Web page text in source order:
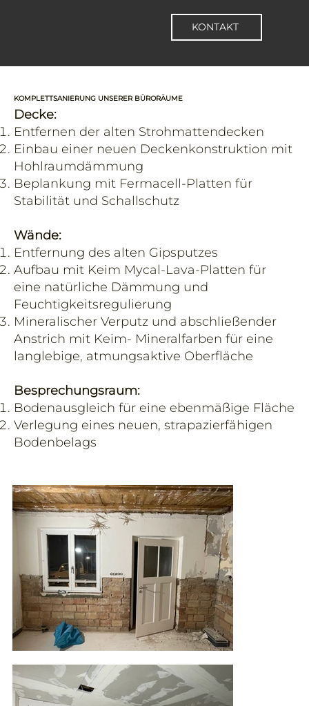
KONTAKT
KOMPLETTSANIERUNG UNSERER BÜRORÄUME
Decke:
Entfernen der alten Strohmattendecken
Einbau einer neuen Deckenkonstruktion mit
Hohlraumdämmung
Beplankung mit Fermacell-Platten für
Stabilität und Schallschutz
Wände:
Entfernung des alten Gipsputzes
Aufbau mit Keim Mycal-Lava-Platten für
eine natürliche Dämmung und
Feuchtigkeitsregulierung
Mineralischer Verputz und abschließender
Anstrich mit Keim- Mineralfarben für eine
langlebige, atmungsaktive Oberfläche
Besprechungsraum:
Bodenausgleich für eine ebenmäßige Fläche
Verlegung eines neuen, strapazierfähigen
Bodenbelags